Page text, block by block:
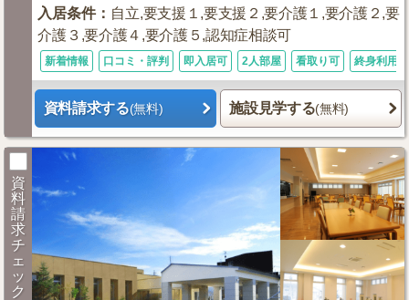
入居条件： 自立,要支援１,要支援２,要介護１,要介護２,要
介護３,要介護４,要介護５,認知症相談可
新着情報 口コミ・評判 即入居可 2人部屋 看取り可 終身利用可
資料請求する(無料) 施設見学する(無料)
資
料
請
求
チ
ェ
ッ
ク